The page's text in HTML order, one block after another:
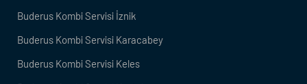
Buderus Kombi Servisi İznik
Buderus Kombi Servisi Karacabey
Buderus Kombi Servisi Keles